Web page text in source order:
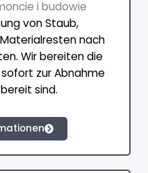
von Staub,
nach
Wir bereiten die
zur Abnahme
sind.